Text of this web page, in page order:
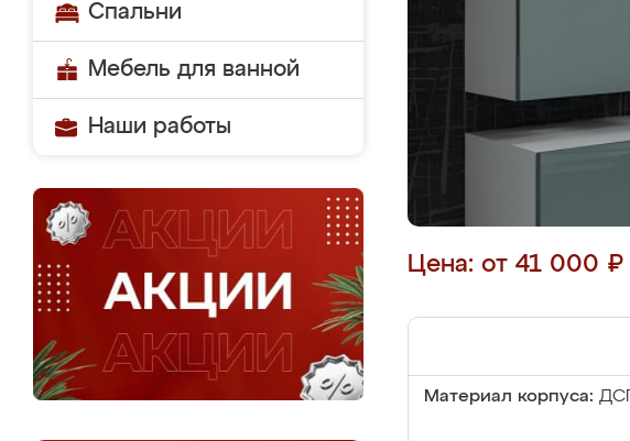
Спальни
Мебель для ванной
Наши работы
Цена: от 41 000 ₽
Материал корпуса: ДСП